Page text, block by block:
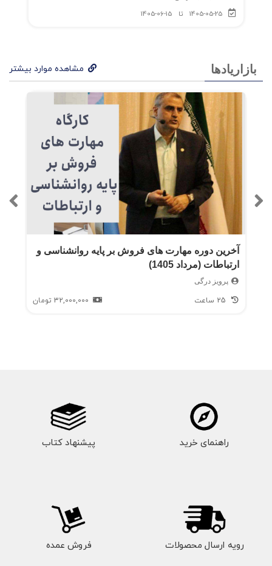
1405-05-25
تا 1405-06-15
بازاریادها مشاهده موارد بیشتر
آخرین دوره مهارت های فروش بر پایه روانشناسی و
ارتباطات (مرداد 1405)
پرویز درگی
32,000,000 تومان
راهنمای خرید پیشنهاد کتاب
رویه ارسال محصولات فروش عمده